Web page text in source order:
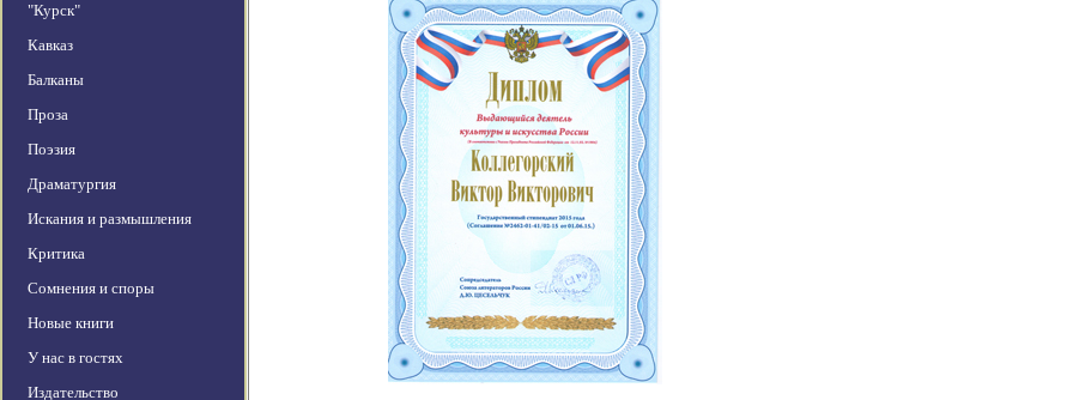
"Курск"
Кавказ
Балканы
Проза
Поэзия
Драматургия
Искания и размышления
Критика
Сомнения и споры
Новые книги
У нас в гостях
Издательство